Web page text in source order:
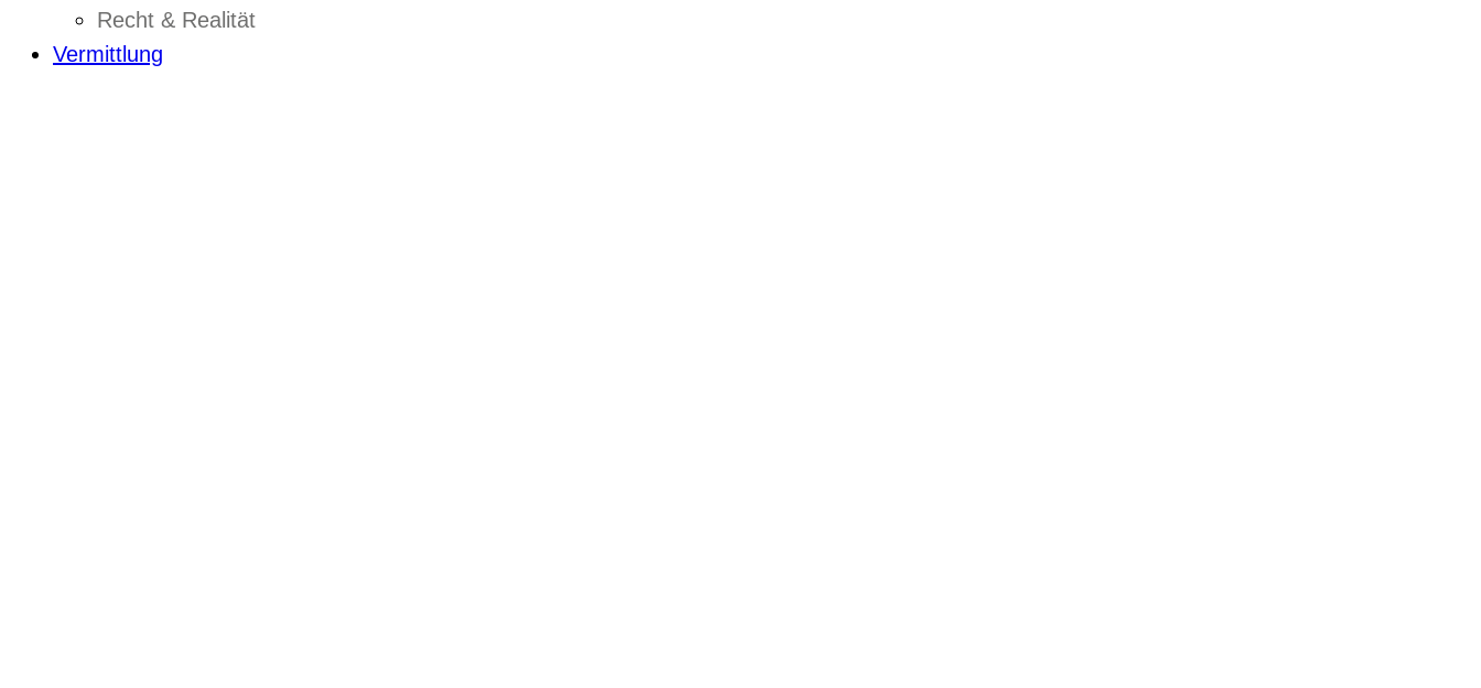
Recht & Realität
Vermittlung